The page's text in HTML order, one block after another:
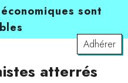
sont
Adhérer
atterrés